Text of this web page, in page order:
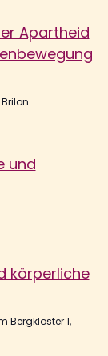
Apartheid
Brilon
und
körperliche
Bergkloster 1,